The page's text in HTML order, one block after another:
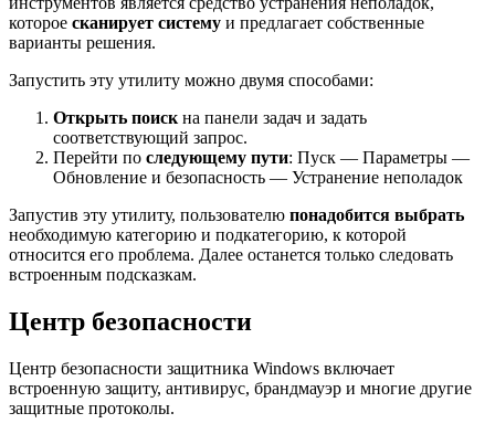
которое сканирует систему и предлагает собственные
варианты решения.
Запустить эту утилиту можно двумя способами:
Открыть поиск на панели задач и задать
соответствующий запрос.
Перейти по следующему пути: Пуск — Параметры —
Обновление и безопасность — Устранение неполадок
Запустив эту утилиту, пользователю понадобится выбрать
необходимую категорию и подкатегорию, к которой
относится его проблема. Далее останется только следовать
встроенным подсказкам.
Центр безопасности
Центр безопасности защитника Windows включает
встроенную защиту, антивирус, брандмауэр и многие другие
защитные протоколы.